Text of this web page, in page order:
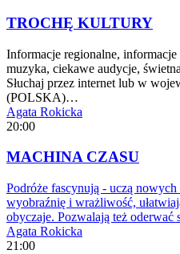
TROCHĘ KULTURY
Informacje regionalne,
muzyka, ciekawe audycje,
Słuchaj przez internet lub w
(POLSKA)…
Agata Rokicka
20:00
MACHINA CZASU
Podróże fascynują - uczą
wyobraźnię i wrażliwość,
obyczaje. Pozwalają też
Agata Rokicka
21:00